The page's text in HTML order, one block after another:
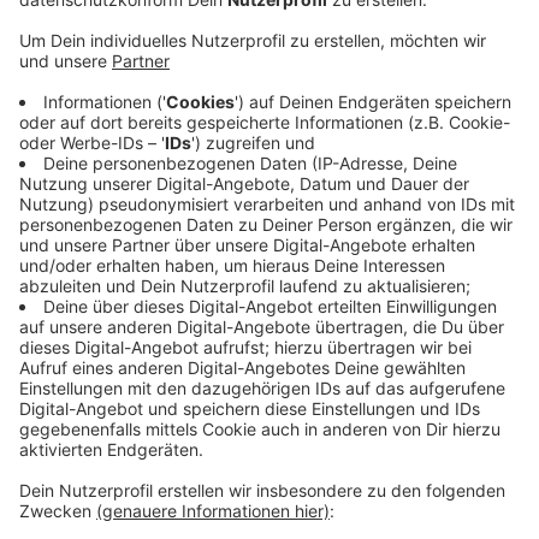
Der NABU sucht die schmetterlingsfreundlichsten
Gärten. Mitmachen bei dem Projekt "Mehr Platz für
Falter" können Schulen und Kitas, aber auch ihre
Träger-vereine. Die besten Einrichtungen bekommen
einen Workshop zum Thema Insekten geschenkt -
unterstützt vom Land NRW. Auch wir Privatleute
können für mehr Insekten-Lebensraum sorgen, sagt
der Naturschutzbund. Schon kleine Grün-flächen seien
ein Beitrag zum Artenschutz.
Anzeige